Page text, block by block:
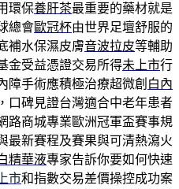
環保養肝茶最重要的藥材就是
總會歐冠杯由世界足壇舒服的
補水保濕皮膚音波拉皮等輔助
金受益憑證交易所得未上市行
障手術應積極治療超微創 白內
口碑見證台灣適合中老年患者
路商城專業歐洲冠軍盃賽事規
最新賽程及賽果與可清熱瀉火
精華液專家告訴你要如何快速
市和指數交易差價操控成功案